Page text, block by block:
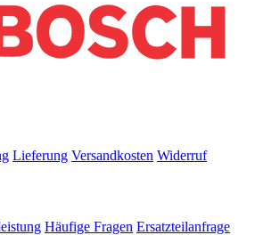
Lieferung Versandkosten Widerruf
Häufige Fragen Ersatzteilanfrage